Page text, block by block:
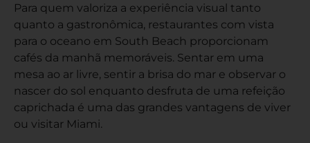
Para quem valoriza a experiência visual tanto
quanto a gastronômica, restaurantes com vista
para o oceano em South Beach proporcionam
cafés da manhã memoráveis. Sentar em uma
mesa ao ar livre, sentir a brisa do mar e observar o
nascer do sol enquanto desfruta de uma refeição
caprichada é uma das grandes vantagens de viver
ou visitar Miami.